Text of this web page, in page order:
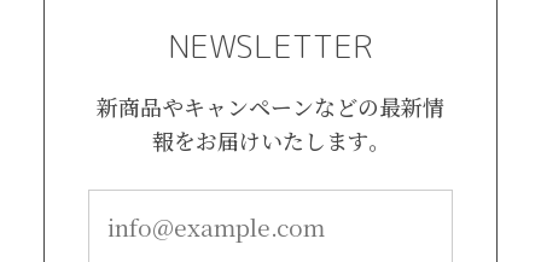
NEWSLETTER
新商品やキャンペーンなどの最新情
報をお届けいたします。